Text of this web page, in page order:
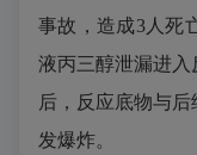
事故，造成3人死
液丙三醇泄漏进
后，反应底物与后
发爆炸。